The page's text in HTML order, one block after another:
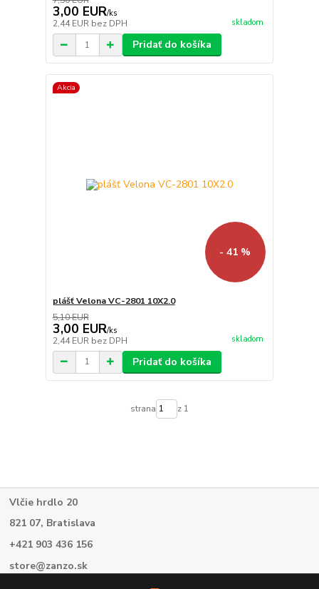
3,00 EUR/ks
2,44 EUR bez DPH skladom
Pridať do košíka
Akcia
- 41 %
plášť Velona VC-2801 10X2.0
5,10 EUR
3,00 EUR/ks
2,44 EUR bez DPH skladom
Pridať do košíka
strana z 1
Vlčie hrdlo 20
821 07, Bratislava
+421 903 436 156
store@zanzo.sk